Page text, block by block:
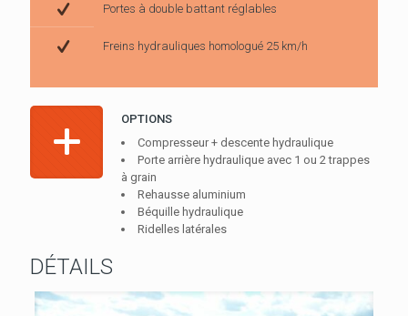
Portes à double battant réglables
Freins hydrauliques homologué 25 km/h
OPTIONS
Compresseur + descente hydraulique
Porte arrière hydraulique avec 1 ou 2 trappes
à grain
Rehausse aluminium
Béquille hydraulique
Ridelles latérales
DÉTAILS